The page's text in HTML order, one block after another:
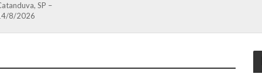
SP –
8/2026